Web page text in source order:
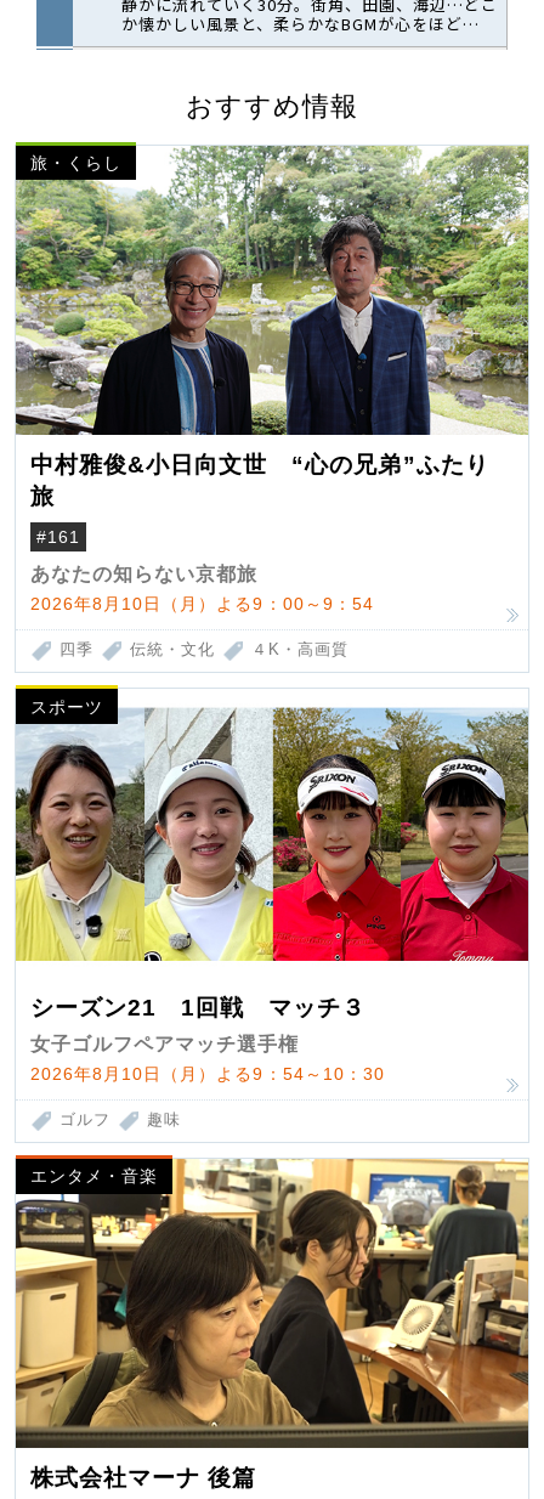
おすすめ情報
旅・くらし
中村雅俊&小日向文世 “心の兄弟”ふたり
旅
#161
あなたの知らない京都旅
2026年8月10日（月）よる9：00～9：54
四季 伝統・文化 ４K・高画質
スポーツ
シーズン21 1回戦 マッチ３
女子ゴルフペアマッチ選手権
2026年8月10日（月）よる9：54～10：30
ゴルフ 趣味
エンタメ・音楽
株式会社マーナ 後篇